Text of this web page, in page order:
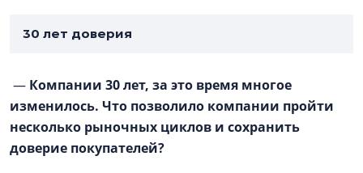
30 лет доверия
— Компании 30 лет, за это время многое
изменилось. Что позволило компании пройти
несколько рыночных циклов и сохранить
доверие покупателей?